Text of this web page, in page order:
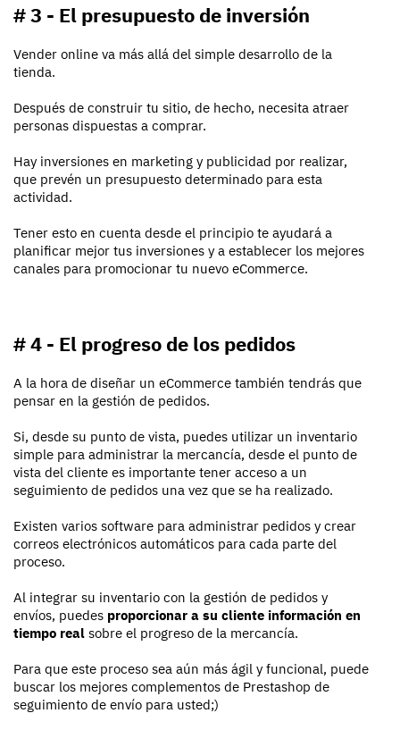
# 3 - El presupuesto de inversión
Vender online va más allá del simple desarrollo de la
tienda.
Después de construir tu sitio, de hecho, necesita atraer
personas dispuestas a comprar.
Hay inversiones en marketing y publicidad por realizar,
que prevén un presupuesto determinado para esta
actividad.
Tener esto en cuenta desde el principio te ayudará a
planificar mejor tus inversiones y a establecer los mejores
canales para promocionar tu nuevo eCommerce.
# 4 - El progreso de los pedidos
A la hora de diseñar un eCommerce también tendrás que
pensar en la gestión de pedidos.
Si, desde su punto de vista, puedes utilizar un inventario
simple para administrar la mercancía, desde el punto de
vista del cliente es importante tener acceso a un
seguimiento de pedidos una vez que se ha realizado.
Existen varios software para administrar pedidos y crear
correos electrónicos automáticos para cada parte del
proceso.
Al integrar su inventario con la gestión de pedidos y
envíos, puedes proporcionar a su cliente información en
tiempo real sobre el progreso de la mercancía.
Para que este proceso sea aún más ágil y funcional, puede
buscar los mejores complementos de Prestashop de
seguimiento de envío para usted;)